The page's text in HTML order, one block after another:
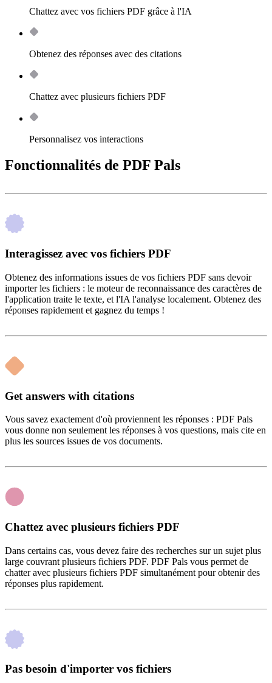
Chattez avec vos fichiers PDF grâce à l'IA
Obtenez des réponses avec des citations
Chattez avec plusieurs fichiers PDF
Personnalisez vos interactions
Fonctionnalités de PDF Pals
Interagissez avec vos fichiers PDF
Obtenez des informations issues de vos fichiers PDF sans devoir
importer les fichiers : le moteur de reconnaissance des caractères de
l'application traite le texte, et l'IA l'analyse localement. Obtenez des
réponses rapidement et gagnez du temps !
Get answers with citations
Vous savez exactement d'où proviennent les réponses : PDF Pals
vous donne non seulement les réponses à vos questions, mais cite en
plus les sources issues de vos documents.
Chattez avec plusieurs fichiers PDF
Dans certains cas, vous devez faire des recherches sur un sujet plus
large couvrant plusieurs fichiers PDF. PDF Pals vous permet de
chatter avec plusieurs fichiers PDF simultanément pour obtenir des
réponses plus rapidement.
Pas besoin d'importer vos fichiers